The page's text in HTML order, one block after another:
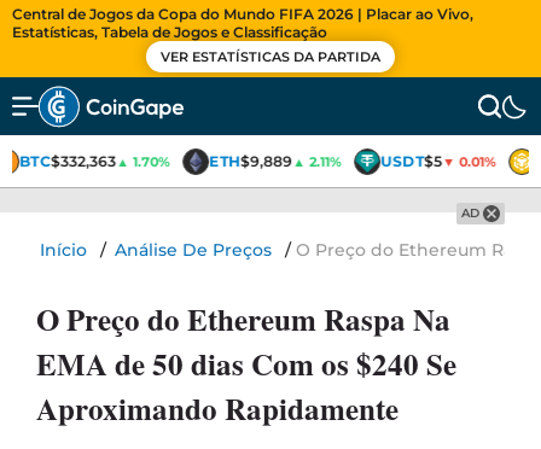
Central de Jogos da Copa do Mundo FIFA 2026 | Placar ao Vivo,
Estatísticas, Tabela de Jogos e Classificação
VER ESTATÍSTICAS DA PARTIDA
BTC$332,363▲ 1.70% ETH$9,889▲ 2.11% USDT$5▼ 0.01%
AD
Início / Análise De Preços /O Preço do Ethereum
O Preço do Ethereum Raspa Na
EMA de 50 dias Com os $240 Se
Aproximando Rapidamente